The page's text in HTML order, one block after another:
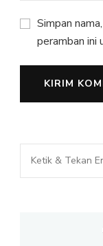
Simpan
peramban ini
Mencari
Sesuatu?